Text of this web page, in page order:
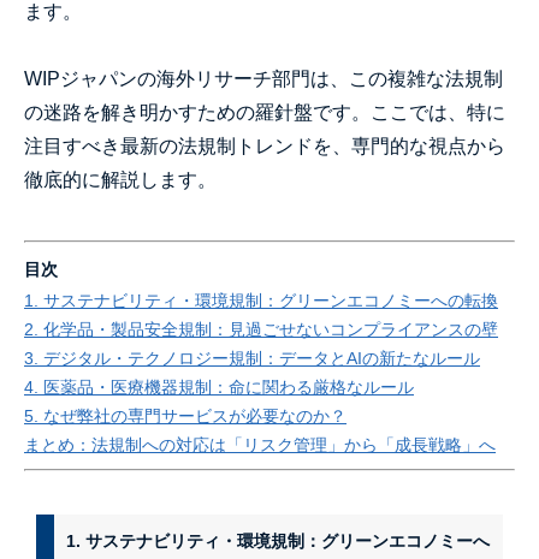
ます。
WIPジャパンの海外リサーチ部門は、この複雑な法規制
の迷路を解き明かすための羅針盤です。ここでは、特に
注目すべき最新の法規制トレンドを、専門的な視点から
徹底的に解説します。
目次
1. サステナビリティ・環境規制：グリーンエコノミーへの転換
2. 化学品・製品安全規制：見過ごせないコンプライアンスの壁
3. デジタル・テクノロジー規制：データとAIの新たなルール
4. 医薬品・医療機器規制：命に関わる厳格なルール
5. なぜ弊社の専門サービスが必要なのか？
まとめ：法規制への対応は「リスク管理」から「成長戦略」へ
1. サステナビリティ・環境規制：グリーンエコノミーへ